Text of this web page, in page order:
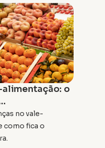
alimentação: o
no vale-
como fica o